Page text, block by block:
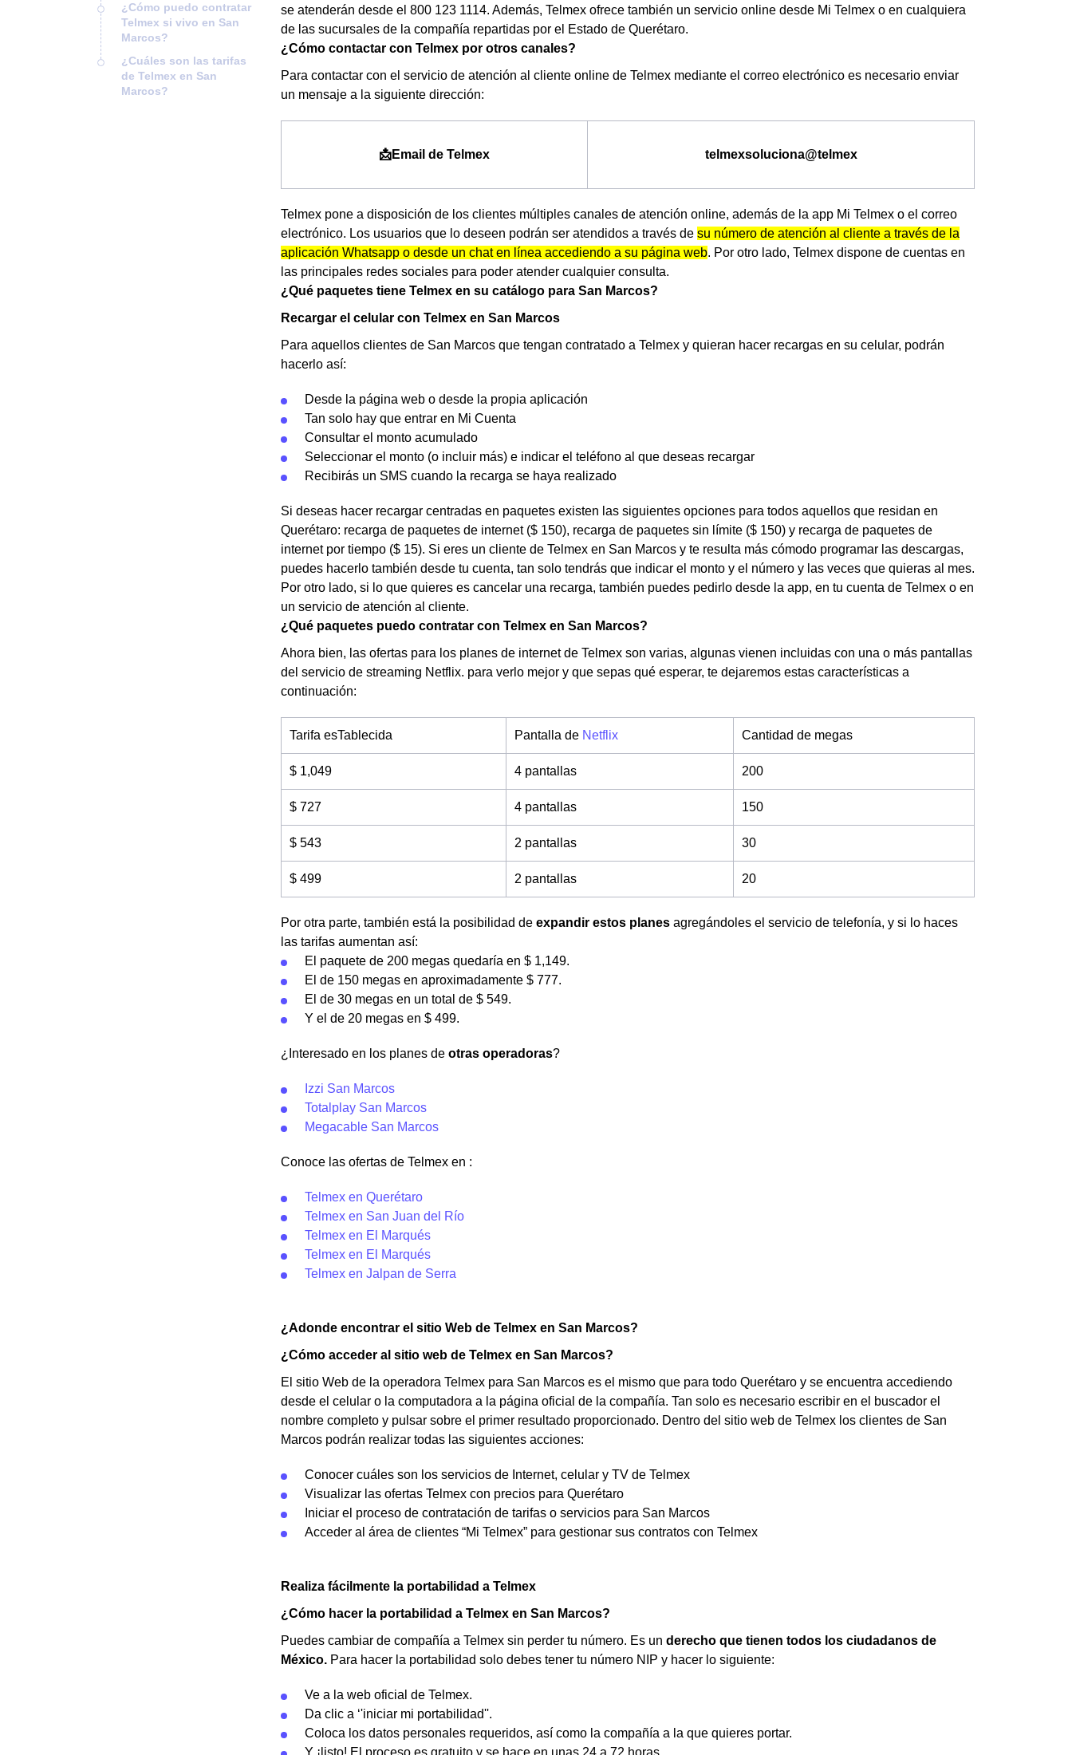
¿Cómo puedo contratar
Telmex si vivo en San
Marcos?
¿Cuáles son las tarifas
de Telmex en San
Marcos?
se atenderán desde el 800 123 1114. Además, Telmex ofrece también un servicio online desde Mi Telmex o en cualquiera
de las sucursales de la compañía repartidas por el Estado de Querétaro.
¿Cómo contactar con Telmex por otros canales?
Para contactar con el servicio de atención al cliente online de Telmex mediante el correo electrónico es necesario enviar
un mensaje a la siguiente dirección:
📩Email de Telmex telmexsoluciona@telmex
Telmex pone a disposición de los clientes múltiples canales de atención online, además de la app Mi Telmex o el correo
electrónico. Los usuarios que lo deseen podrán ser atendidos a través de su número de atención al cliente a través de la
aplicación Whatsapp o desde un chat en línea accediendo a su página web. Por otro lado, Telmex dispone de cuentas en
las principales redes sociales para poder atender cualquier consulta.
¿Qué paquetes tiene Telmex en su catálogo para San Marcos?
Recargar el celular con Telmex en San Marcos
Para aquellos clientes de San Marcos que tengan contratado a Telmex y quieran hacer recargas en su celular, podrán
hacerlo así:
Desde la página web o desde la propia aplicación
Tan solo hay que entrar en Mi Cuenta
Consultar el monto acumulado
Seleccionar el monto (o incluir más) e indicar el teléfono al que deseas recargar
Recibirás un SMS cuando la recarga se haya realizado
Si deseas hacer recargar centradas en paquetes existen las siguientes opciones para todos aquellos que residan en
Querétaro: recarga de paquetes de internet ($ 150), recarga de paquetes sin límite ($ 150) y recarga de paquetes de
internet por tiempo ($ 15). Si eres un cliente de Telmex en San Marcos y te resulta más cómodo programar las descargas,
puedes hacerlo también desde tu cuenta, tan solo tendrás que indicar el monto y el número y las veces que quieras al mes.
Por otro lado, si lo que quieres es cancelar una recarga, también puedes pedirlo desde la app, en tu cuenta de Telmex o en
un servicio de atención al cliente.
¿Qué paquetes puedo contratar con Telmex en San Marcos?
Ahora bien, las ofertas para los planes de internet de Telmex son varias, algunas vienen incluidas con una o más pantallas
del servicio de streaming Netflix. para verlo mejor y que sepas qué esperar, te dejaremos estas características a
continuación:
Tarifa esTablecida Pantalla de Netflix Cantidad de megas
$ 1,049 4 pantallas 200
$ 727 4 pantallas 150
$ 543 2 pantallas 30
$ 499 2 pantallas 20
Por otra parte, también está la posibilidad de expandir estos planes agregándoles el servicio de telefonía, y si lo haces
las tarifas aumentan así:
El paquete de 200 megas quedaría en $ 1,149.
El de 150 megas en aproximadamente $ 777.
El de 30 megas en un total de $ 549.
Y el de 20 megas en $ 499.
¿Interesado en los planes de otras operadoras?
Izzi San Marcos
Totalplay San Marcos
Megacable San Marcos
Conoce las ofertas de Telmex en :
Telmex en Querétaro
Telmex en San Juan del Río
Telmex en El Marqués
Telmex en El Marqués
Telmex en Jalpan de Serra
¿Adonde encontrar el sitio Web de Telmex en San Marcos?
¿Cómo acceder al sitio web de Telmex en San Marcos?
El sitio Web de la operadora Telmex para San Marcos es el mismo que para todo Querétaro y se encuentra accediendo
desde el celular o la computadora a la página oficial de la compañía. Tan solo es necesario escribir en el buscador el
nombre completo y pulsar sobre el primer resultado proporcionado. Dentro del sitio web de Telmex los clientes de San
Marcos podrán realizar todas las siguientes acciones:
Conocer cuáles son los servicios de Internet, celular y TV de Telmex
Visualizar las ofertas Telmex con precios para Querétaro
Iniciar el proceso de contratación de tarifas o servicios para San Marcos
Acceder al área de clientes “Mi Telmex” para gestionar sus contratos con Telmex
Realiza fácilmente la portabilidad a Telmex
¿Cómo hacer la portabilidad a Telmex en San Marcos?
Puedes cambiar de compañía a Telmex sin perder tu número. Es un derecho que tienen todos los ciudadanos de
México. Para hacer la portabilidad solo debes tener tu número NIP y hacer lo siguiente:
Ve a la web oficial de Telmex.
Da clic a ‘'iniciar mi portabilidad''.
Coloca los datos personales requeridos, así como la compañía a la que quieres portar.
Y ¡listo! El proceso es gratuito y se hace en unas 24 a 72 horas.